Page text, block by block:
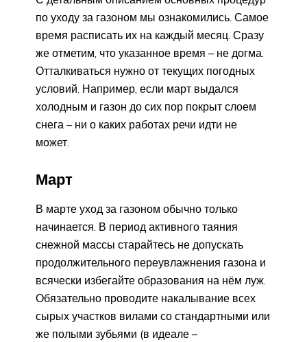
по уходу за газоном мы ознакомились. Самое
время расписать их на каждый месяц. Сразу
же отметим, что указанное время – не догма.
Отталкиваться нужно от текущих погодных
условий. Например, если март выдался
холодным и газон до сих пор покрыт слоем
снега – ни о каких работах речи идти не
может.
Март
В марте уход за газоном обычно только
начинается. В период активного таяния
снежной массы старайтесь не допускать
продолжительного переувлажнения газона и
всячески избегайте образования на нём луж.
Обязательно проводите накалывание всех
сырых участков вилами со стандартными или
же полыми зубьями (в идеале –